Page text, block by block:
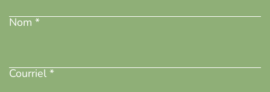
Nom *
courriel(Nécessaire)
Courriel *